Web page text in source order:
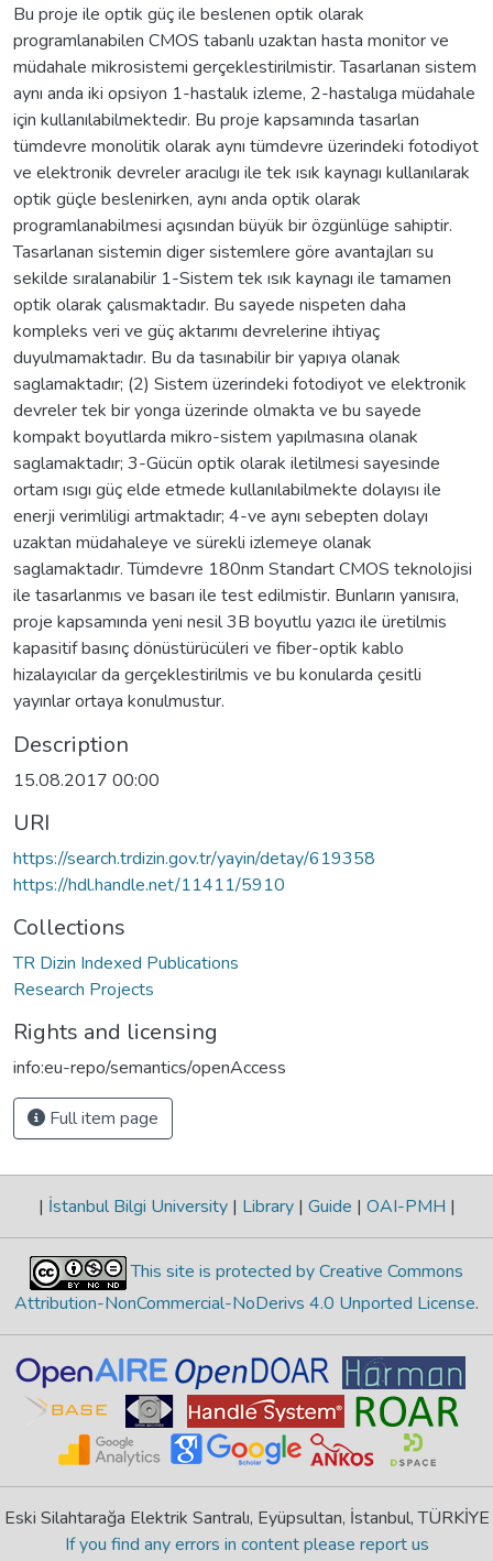
Bu proje ile optik güç ile beslenen optik olarak
programlanabilen CMOS tabanlı uzaktan hasta monitor ve
müdahale mikrosistemi gerçeklestirilmistir. Tasarlanan sistem
aynı anda iki opsiyon 1-hastalık izleme, 2-hastalıga müdahale
için kullanılabilmektedir. Bu proje kapsamında tasarlan
tümdevre monolitik olarak aynı tümdevre üzerindeki fotodiyot
ve elektronik devreler aracılıgı ile tek ısık kaynagı kullanılarak
optik güçle beslenirken, aynı anda optik olarak
programlanabilmesi açısından büyük bir özgünlüge sahiptir.
Tasarlanan sistemin diger sistemlere göre avantajları su
sekilde sıralanabilir 1-Sistem tek ısık kaynagı ile tamamen
optik olarak çalısmaktadır. Bu sayede nispeten daha
kompleks veri ve güç aktarımı devrelerine ihtiyaç
duyulmamaktadır. Bu da tasınabilir bir yapıya olanak
saglamaktadır; (2) Sistem üzerindeki fotodiyot ve elektronik
devreler tek bir yonga üzerinde olmakta ve bu sayede
kompakt boyutlarda mikro-sistem yapılmasına olanak
saglamaktadır; 3-Gücün optik olarak iletilmesi sayesinde
ortam ısıgı güç elde etmede kullanılabilmekte dolayısı ile
enerji verimliligi artmaktadır; 4-ve aynı sebepten dolayı
uzaktan müdahaleye ve sürekli izlemeye olanak
saglamaktadır. Tümdevre 180nm Standart CMOS teknolojisi
ile tasarlanmıs ve basarı ile test edilmistir. Bunların yanısıra,
proje kapsamında yeni nesil 3B boyutlu yazıcı ile üretilmis
kapasitif basınç dönüstürücüleri ve fiber-optik kablo
hizalayıcılar da gerçeklestirilmis ve bu konularda çesitli
yayınlar ortaya konulmustur.
Description
15.08.2017 00:00
URI
https://search.trdizin.gov.tr/yayin/detay/619358
https://hdl.handle.net/11411/5910
Collections
TR Dizin Indexed Publications
Research Projects
Rights and licensing
info:eu-repo/semantics/openAccess
Full item page
| İstanbul Bilgi University | Library | Guide | OAI-PMH |
This site is protected by Creative Commons
Attribution-NonCommercial-NoDerivs 4.0 Unported License.
Eski Silahtarağa Elektrik Santralı, Eyüpsultan, İstanbul, TÜRKİYE
If you find any errors in content please report us